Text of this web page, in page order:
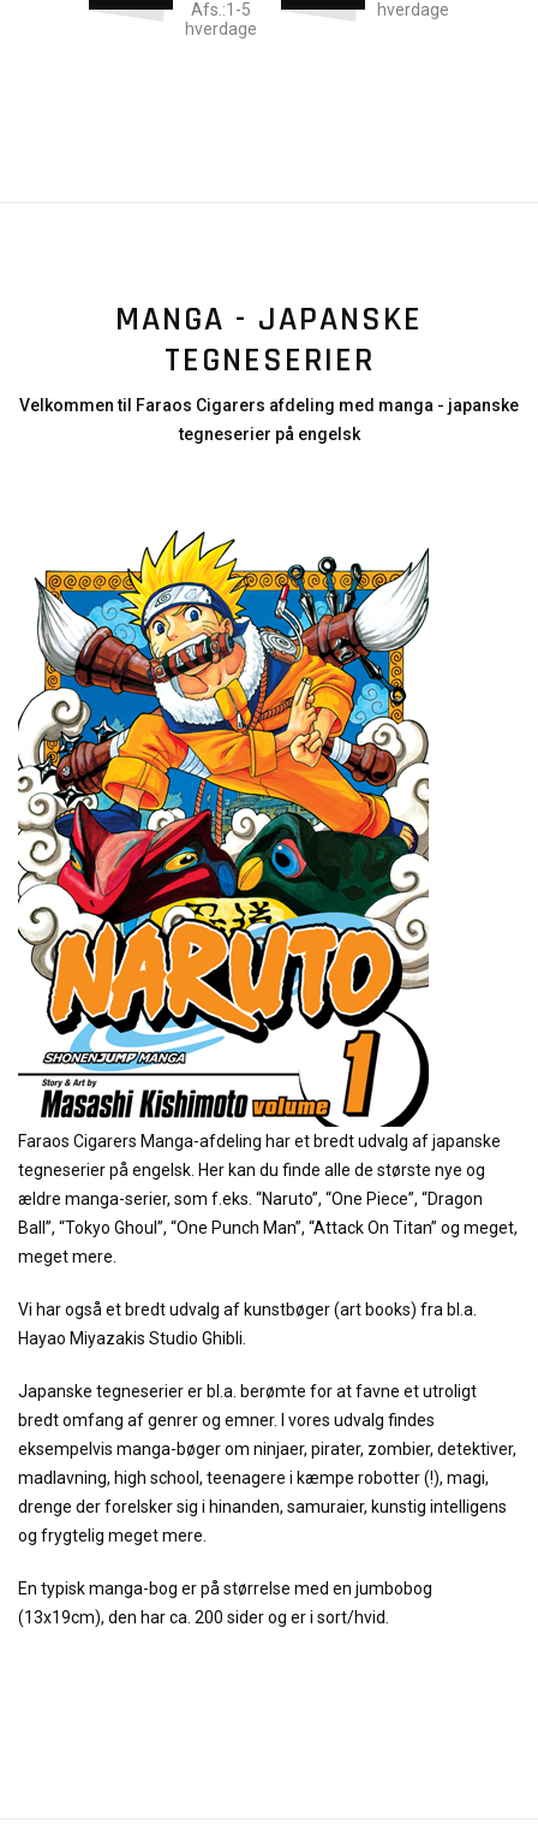
Afs.:1-5
hverdage
hverdage
MANGA - JAPANSKE
TEGNESERIER
Velkommen til Faraos Cigarers afdeling med manga - japanske
tegneserier på engelsk
Faraos Cigarers Manga-afdeling har et bredt udvalg af japanske
tegneserier på engelsk. Her kan du finde alle de største nye og
ældre manga-serier, som f.eks. “Naruto”, “One Piece”, “Dragon
Ball”, “Tokyo Ghoul”, “One Punch Man”, “Attack On Titan” og meget,
meget mere.
Vi har også et bredt udvalg af kunstbøger (art books) fra bl.a.
Hayao Miyazakis Studio Ghibli.
Japanske tegneserier er bl.a. berømte for at favne et utroligt
bredt omfang af genrer og emner. I vores udvalg findes
eksempelvis manga-bøger om ninjaer, pirater, zombier, detektiver,
madlavning, high school, teenagere i kæmpe robotter (!), magi,
drenge der forelsker sig i hinanden, samuraier, kunstig intelligens
og frygtelig meget mere.
En typisk manga-bog er på størrelse med en jumbobog
(13x19cm), den har ca. 200 sider og er i sort/hvid.